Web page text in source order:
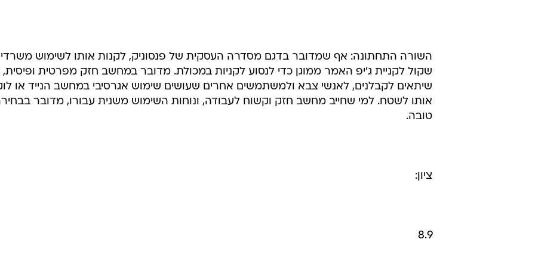
השורה התחתונה: אף שמדובר בדגם מסדרה העסקית של פנסוניק, לקנות אותו לשימוש משרדי
שקול לקניית ג'יפ האמר ממוגן כדי לנסוע לקניות במכולת. מדובר במחשב חזק מפרטית ופיסית,
שיתאים לקבלנים, לאנשי צבא ולמשתמשים אחרים שעושים שימוש אגרסיבי במחשב הנייד או
אותו לשטח. למי שחייב מחשב חזק וקשוח לעבודה, ונוחות השימוש משנית עבורו, מדובר
טובה.
ציון:
8.9